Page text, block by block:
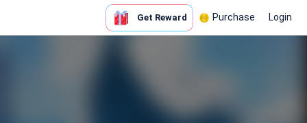
Get Reward Purchase Login